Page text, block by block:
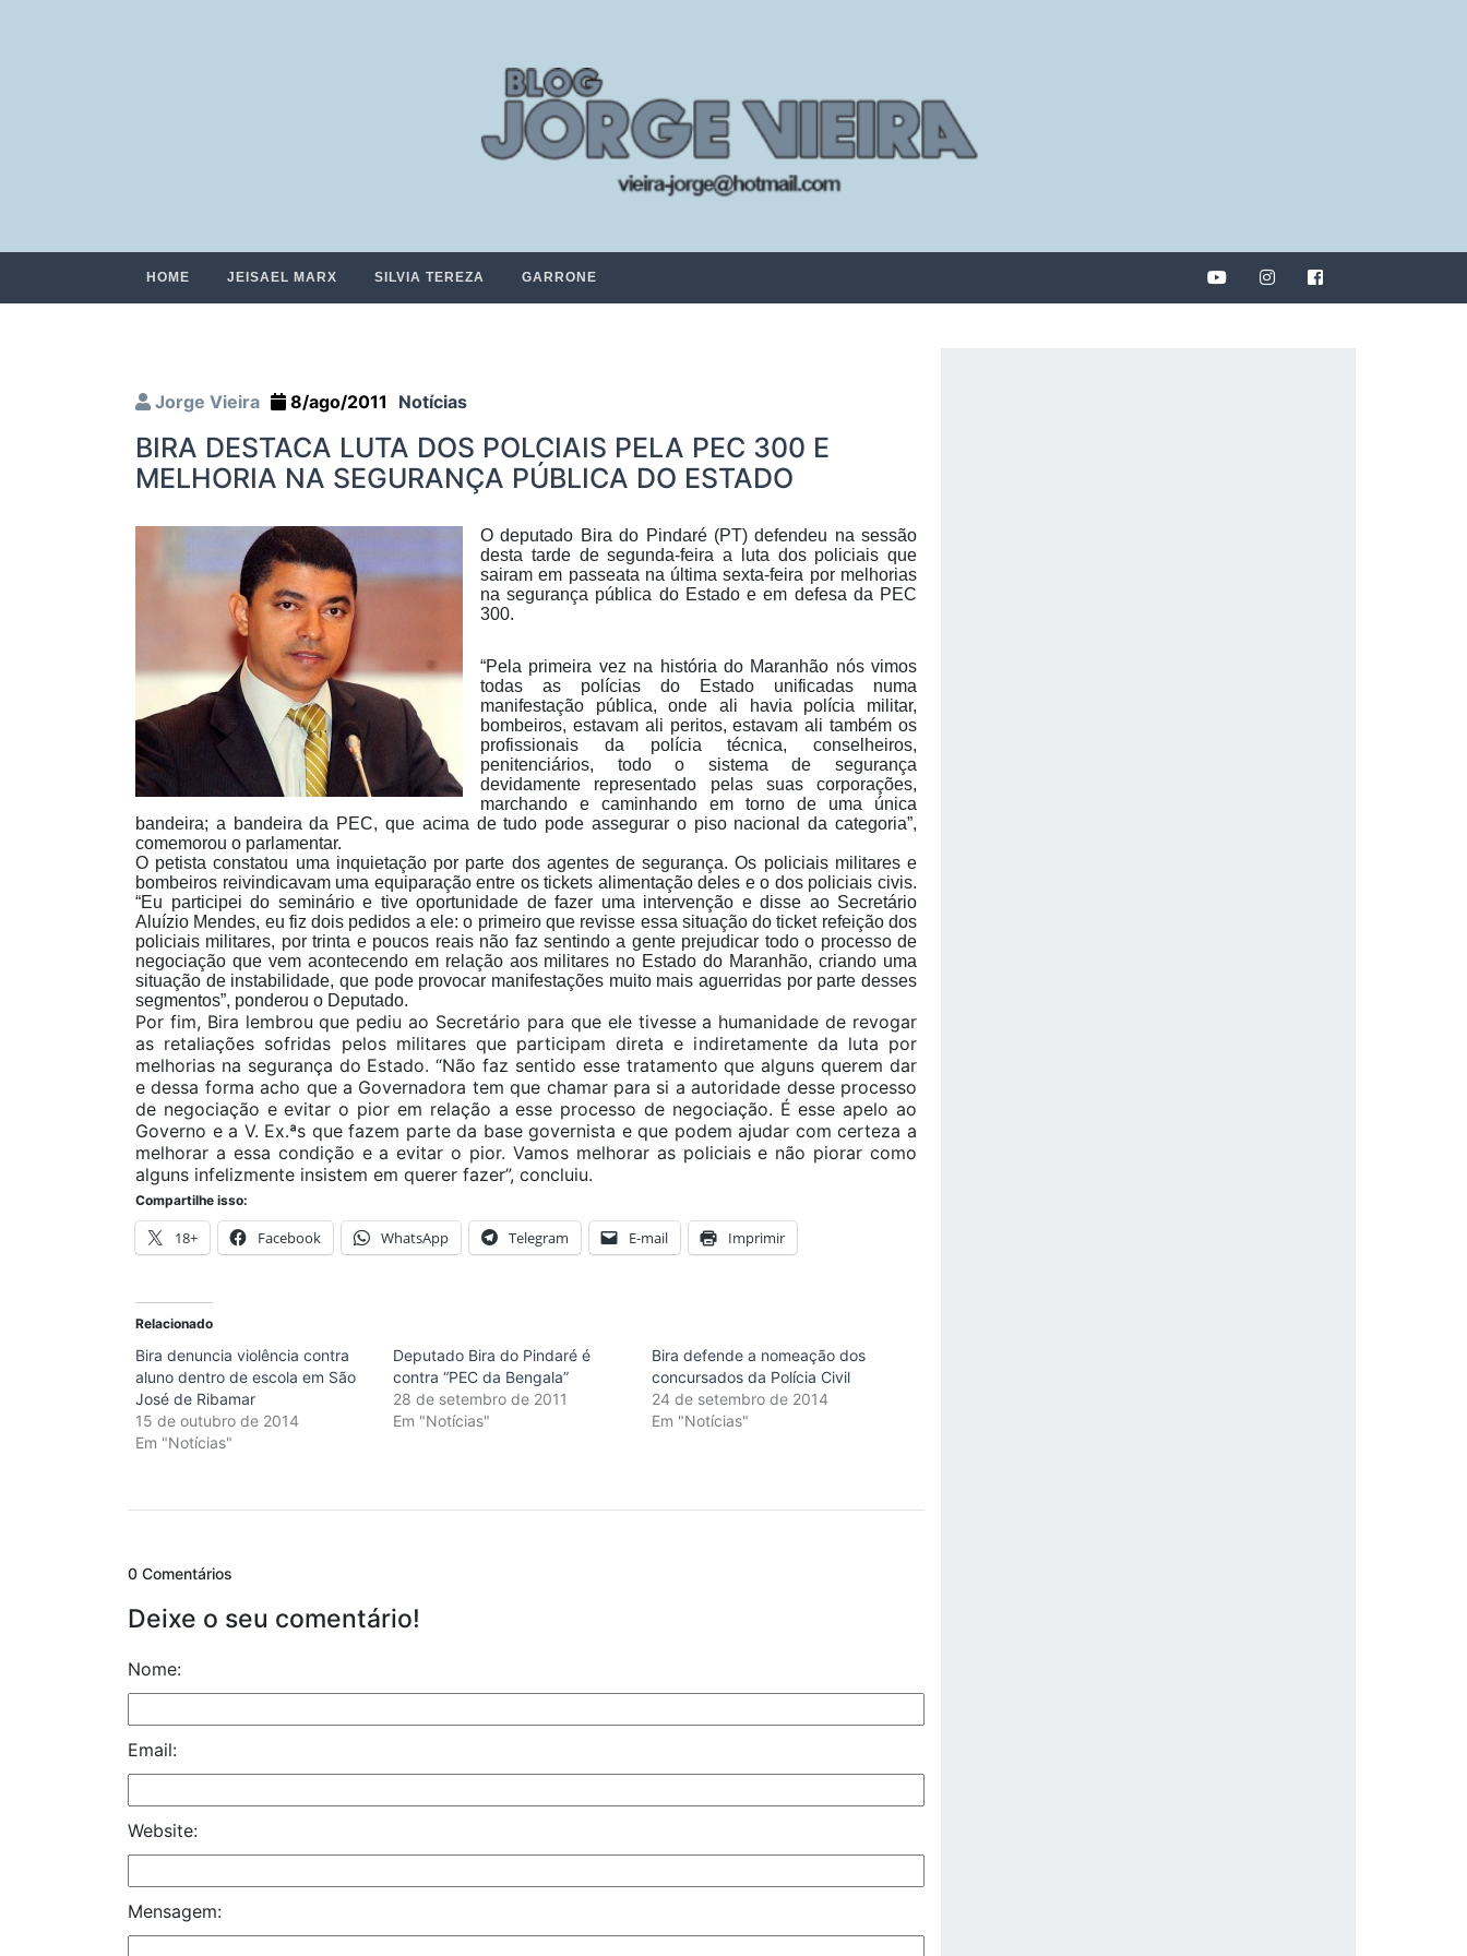
HOME JEISAEL MARX SILVIA TEREZA GARRONE
Jorge Vieira 8/ago/2011 Notícias
BIRA DESTACA LUTA DOS POLCIAIS PELA PEC 300 E
MELHORIA NA SEGURANÇA PÚBLICA DO ESTADO
O deputado Bira do Pindaré (PT) defendeu na sessão
desta tarde de segunda-feira a luta dos policiais que
sairam em passeata na última sexta-feira por melhorias
na segurança pública do Estado e em defesa da PEC
300.
“Pela primeira vez na história do Maranhão nós vimos
todas as polícias do Estado unificadas numa
manifestação pública, onde ali havia polícia militar,
bombeiros, estavam ali peritos, estavam ali também os
profissionais da polícia técnica, conselheiros,
penitenciários, todo o sistema de segurança
devidamente representado pelas suas corporações,
marchando e caminhando em torno de uma única
bandeira; a bandeira da PEC, que acima de tudo pode assegurar o piso nacional da categoria”,
comemorou o parlamentar.
O petista constatou uma inquietação por parte dos agentes de segurança. Os policiais militares e
bombeiros reivindicavam uma equiparação entre os tickets alimentação deles e o dos policiais civis.
“Eu participei do seminário e tive oportunidade de fazer uma intervenção e disse ao Secretário
Aluízio Mendes, eu fiz dois pedidos a ele: o primeiro que revisse essa situação do ticket refeição dos
policiais militares, por trinta e poucos reais não faz sentindo a gente prejudicar todo o processo de
negociação que vem acontecendo em relação aos militares no Estado do Maranhão, criando uma
situação de instabilidade, que pode provocar manifestações muito mais aguerridas por parte desses
segmentos”, ponderou o Deputado.
Por fim, Bira lembrou que pediu ao Secretário para que ele tivesse a humanidade de revogar
as retaliações sofridas pelos militares que participam direta e indiretamente da luta por
melhorias na segurança do Estado. “Não faz sentido esse tratamento que alguns querem dar
e dessa forma acho que a Governadora tem que chamar para si a autoridade desse processo
de negociação e evitar o pior em relação a esse processo de negociação. É esse apelo ao
Governo e a V. Ex.ªs que fazem parte da base governista e que podem ajudar com certeza a
melhorar a essa condição e a evitar o pior. Vamos melhorar as policiais e não piorar como
alguns infelizmente insistem em querer fazer”, concluiu.
Compartilhe isso:
18+ Facebook WhatsApp Telegram E-mail Imprimir
Relacionado
Bira denuncia violência contra
aluno dentro de escola em São
José de Ribamar
15 de outubro de 2014
Em "Notícias"
Deputado Bira do Pindaré é
contra “PEC da Bengala”
28 de setembro de 2011
Em "Notícias"
Bira defende a nomeação dos
concursados da Polícia Civil
24 de setembro de 2014
Em "Notícias"
0 Comentários
Deixe o seu comentário!
Nome:
Email:
Website:
Mensagem: